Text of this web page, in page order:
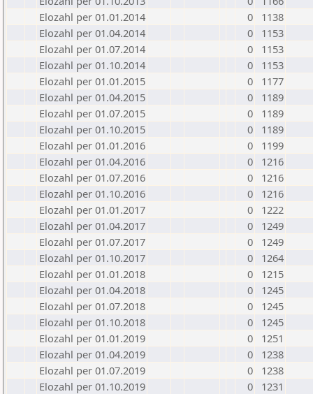
Elozahl per 01.01.2014
0
1138
Elozahl per 01.04.2014
0
1153
Elozahl per 01.07.2014
0
1153
Elozahl per 01.10.2014
0
1153
Elozahl per 01.01.2015
0
1177
Elozahl per 01.04.2015
0
1189
Elozahl per 01.07.2015
0
1189
Elozahl per 01.10.2015
0
1189
Elozahl per 01.01.2016
0
1199
Elozahl per 01.04.2016
0
1216
Elozahl per 01.07.2016
0
1216
Elozahl per 01.10.2016
0
1216
Elozahl per 01.01.2017
0
1222
Elozahl per 01.04.2017
0
1249
Elozahl per 01.07.2017
0
1249
Elozahl per 01.10.2017
0
1264
Elozahl per 01.01.2018
0
1215
Elozahl per 01.04.2018
0
1245
Elozahl per 01.07.2018
0
1245
Elozahl per 01.10.2018
0
1245
Elozahl per 01.01.2019
0
1251
Elozahl per 01.04.2019
0
1238
Elozahl per 01.07.2019
0
1238
Elozahl per 01.10.2019
0
1231